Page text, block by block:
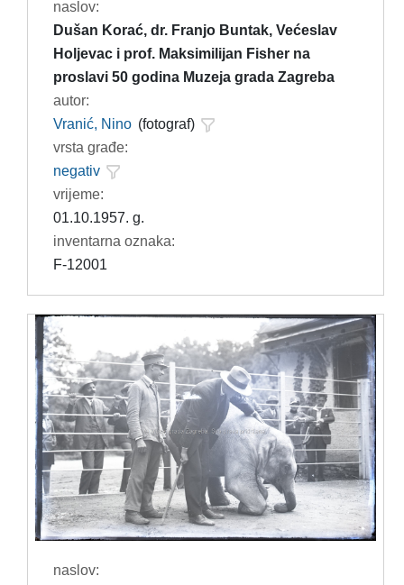
naslov:
Dušan Korać, dr. Franjo Buntak, Većeslav
Holjevac i prof. Maksimilijan Fisher na
proslavi 50 godina Muzeja grada Zagreba
autor:
Vranić, Nino (fotograf)
vrsta građe:
negativ
vrijeme:
01.10.1957. g.
inventarna oznaka:
F-12001
naslov: